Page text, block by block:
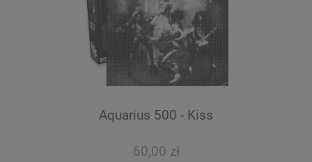
Aquarius 500 - Kiss
60,00 zł